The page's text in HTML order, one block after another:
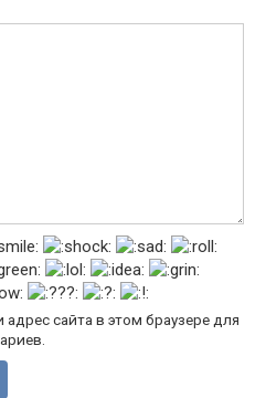
сайта в этом браузере для